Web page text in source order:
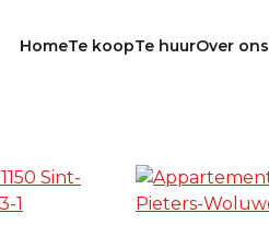
HomeTe koopTe huurOver ons